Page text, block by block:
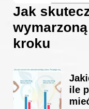
Jak
kroku
ile